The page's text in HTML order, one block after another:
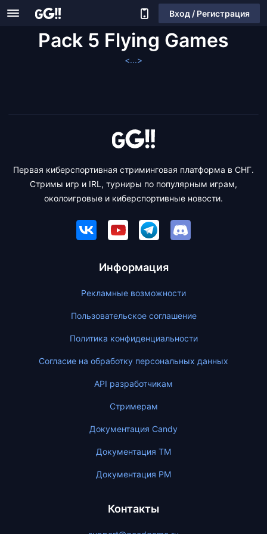
Вход / Регистрация
Pack 5 Flying Games
<...>
Первая киберспортивная стриминговая платформа в СНГ.
Стримы игр и IRL, турниры по популярным играм,
околоигровые и киберспортивные новости.
Информация
Рекламные возможности
Пользовательское соглашение
Политика конфиденциальности
Согласие на обработку персональных данных
API разработчикам
Стримерам
Документация Candy
Документация ТМ
Документация PM
Контакты